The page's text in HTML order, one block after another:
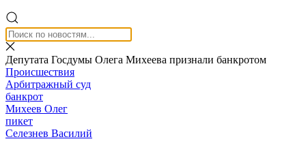
Депутата Госдумы Олега Михеева признали банкротом
Происшествия
Арбитражный суд
банкрот
Михеев Олег
пикет
Селезнев Василий